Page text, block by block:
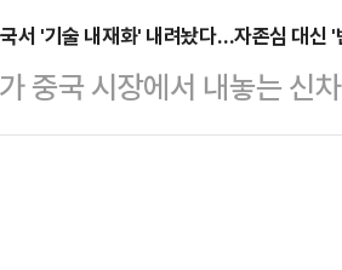
릉 시내를 거쳐 주문진 수
날 주문진 수산시장을 떠
차 안에서 …
루비오 국무장관, 마이크
국대사가 회담했다면서
이 헤즈볼라(레바논 친이
서 '기술 내재화' 내려놨다…자존심 대신 '
중국 시장에서 내놓는 신
적극적으로 받아들이기